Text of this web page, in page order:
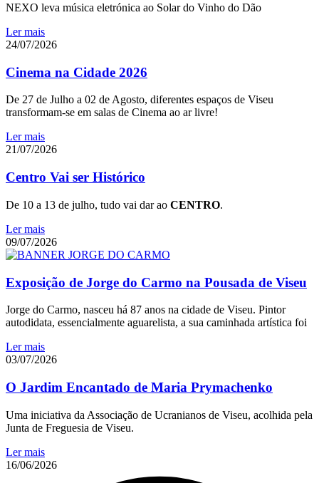
NEXO leva música eletrónica ao Solar do Vinho do Dão
Ler mais
24/07/2026
Cinema na Cidade 2026
De 27 de Julho a 02 de Agosto, diferentes espaços de Viseu
transformam-se em salas de Cinema ao ar livre!
Ler mais
21/07/2026
Centro Vai ser Histórico
De 10 a 13 de julho, tudo vai dar ao CENTRO.
Ler mais
09/07/2026
Exposição de Jorge do Carmo na Pousada de Viseu
Jorge do Carmo, nasceu há 87 anos na cidade de Viseu. Pintor
autodidata, essencialmente aguarelista, a sua caminhada artística foi
Ler mais
03/07/2026
O Jardim Encantado de Maria Prymachenko
Uma iniciativa da Associação de Ucranianos de Viseu, acolhida pela
Junta de Freguesia de Viseu.
Ler mais
16/06/2026